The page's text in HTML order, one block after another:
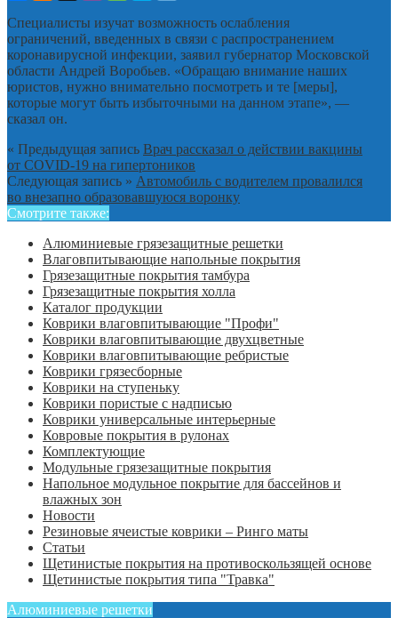
Специалисты изучат возможность ослабления
ограничений, введенных в связи с распространением
коронавирусной инфекции, заявил губернатор Московской
области Андрей Воробьев. «Обращаю внимание наших
юристов, нужно внимательно посмотреть и те [меры],
которые могут быть избыточными на данном этапе», —
сказал он.
« Предыдущая запись Врач рассказал о действии вакцины
от COVID-19 на гипертоников
Следующая запись » Автомобиль с водителем провалился
во внезапно образовавшуюся воронку
Смотрите также:
Алюминиевые грязезащитные решетки
Влаговпитывающие напольные покрытия
Грязезащитные покрытия тамбура
Грязезащитные покрытия холла
Каталог продукции
Коврики влаговпитывающие "Профи"
Коврики влаговпитывающие двухцветные
Коврики влаговпитывающие ребристые
Коврики грязесборные
Коврики на ступеньку
Коврики пористые с надписью
Коврики универсальные интерьерные
Ковровые покрытия в рулонах
Комплектующие
Модульные грязезащитные покрытия
Напольное модульное покрытие для бассейнов и
влажных зон
Новости
Резиновые ячеистые коврики – Ринго маты
Статьи
Щетинистые покрытия на противоскользящей основе
Щетинистые покрытия типа "Травка"
Алюминиевые решетки